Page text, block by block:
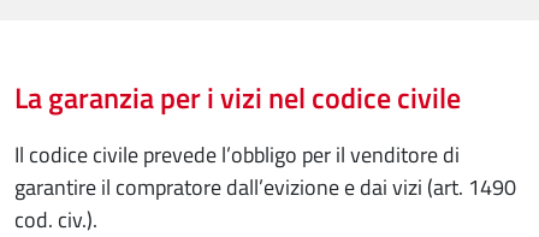
La garanzia per i vizi nel codice civile
Il codice civile prevede l’obbligo per il venditore di
garantire il compratore dall’evizione e dai vizi (art. 1490
cod. civ.).